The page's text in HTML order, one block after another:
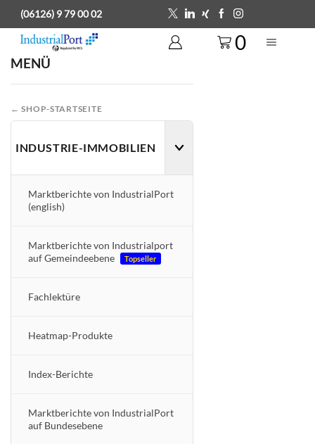
(06126) 9 79 00 02
0
MENÜ
← SHOP-STARTSEITE
INDUSTRIE-IMMOBILIEN
Marktberichte von IndustrialPort
(english)
Marktberichte von Industrialport
auf Gemeindeebene
Topseller
Fachlektüre
Heatmap-Produkte
Index-Berichte
Marktberichte von IndustrialPort
auf Bundesebene